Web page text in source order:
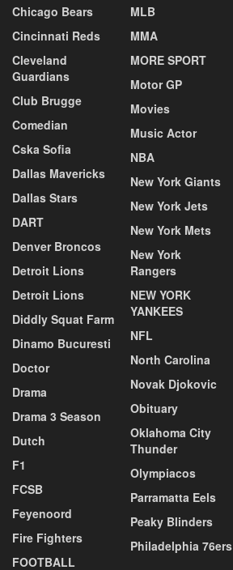
Chicago Bears
Cincinnati Reds
Cleveland
Guardians
Club Brugge
Comedian
Cska Sofia
Dallas Mavericks
Dallas Stars
DART
Denver Broncos
Detroit Lions
Detroit Lions
Diddly Squat Farm
Dinamo Bucuresti
Doctor
Drama
Drama 3 Season
Dutch
F1
FCSB
Feyenoord
Fire Fighters
FOOTBALL
MLB
MMA
MORE SPORT
Motor GP
Movies
Music Actor
NBA
New York Giants
New York Jets
New York Mets
New York
Rangers
NEW YORK
YANKEES
NFL
North Carolina
Novak Djokovic
Obituary
Oklahoma City
Thunder
Olympiacos
Parramatta Eels
Peaky Blinders
Philadelphia 76ers